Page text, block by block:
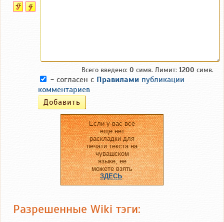
Всего введено: 0 симв. Лимит: 1200 симв.
- согласен с Правилами публикации
комментариев
Если у вас все
еще нет
раскладки для
печати текста на
чувашском
языке, ее
можете взять
ЗДЕСЬ.
Разрешенные Wiki тэги: